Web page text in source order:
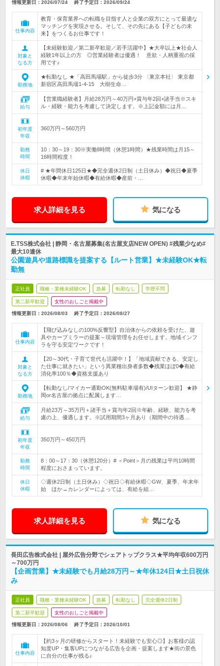
情報更新日：2026/07/24 終了予定日： 2026/09/24
仕事内容
教育・保育業界への転職を目指す人と企業の双方にとって最適な
マッチングを実現させる。そして、その先にある【子どもの未
来】をつくるお仕事です！
対象と
なる方
【未経験歓迎／第二新卒歓迎／若手活躍中】★大卒以上★社会人
経験1年以上の方 ◎営業経験者は優遇！ 意欲・人柄重視の採
用です♪
勤務地
★転勤なし ★「高田馬場駅」から徒歩3分 〈東京本社〉 東京都
新宿区高田馬場1-4-15 大樹生命…
給与
【営業職経験者】月給28万円～40万円+賞与年2回+諸手当※スキ
ル・経験・能力を考慮して決定します。※上記金額には月…
初年度
年収
360万円～560万円
勤務
時間
10：30～19：30※実働8時間（休憩1時間）★残業時間は月15～
16時間程度！
休日
休暇
# ★年間休日125日★◆完全週休2日制（土日休み）◆祝日◆夏季
休暇◆年末年始休暇◆有給休暇◆産前・…
求人詳細を見る 気になる
E.TSS株式会社 | 静岡・名古屋募集(名古屋支店NEW OPEN) #残業少なめ#
最大10連休
公園遊具や道路標識を提案する【ルート営業】★未経験OK★転
勤無
正社員 職種・業種未経験OK 急募 転勤なし 学歴不問
第二新卒歓迎 女性のおしごと掲載中
情報更新日：2026/08/03 終了予定日： 2026/08/27
仕事内容
【飛び込みなしの100%反響型】自治体からの依頼を受けた、遊
具やカーブミラーの提案～現場管理をお任せします。地域インフ
ラを守る安定ワークです！
対象と
なる方
【20～30代・子育て世代も活躍中！】「地域貢献できる、安定し
た仕事に就きたい」という異業種出身者多数◆残業ほぼ0◆有給
消化率100％◆資格支援あり
勤務地
【転勤なし/マイカー通勤OK(無料駐車場有)/UIターン歓迎】 ★静
岡or名古屋の拠点に配属します…
給与
月給23万～35万円＋諸手当＋賞与年2回※年齢、経験、能力を考
慮の上、優遇します。※試用期間3ヶ月あり（期間中の待遇…
初年度
年収
350万円～450万円
勤務
時間
8：00～17：30（休憩120分）# ＜Point＞月の残業は平均10時間
程度におさまっています。
休日
休暇
◇週休2日制（土日休み）◇祝日◇有給休暇◇GW、夏季、年末年
始 ほか→カレンダーによっては、有給を組…
求人詳細を見る 気になる
長田広告株式会社 | 屋外広告分野でシェアトップクラス★平均年収600万円
～700万円
【企画営業】★未経験でも月給28万円～★年休124日★土日祝休
み
正社員 職種・業種未経験OK 急募 転勤なし 完全週休2日制
第二新卒歓迎 女性のおしごと掲載中
情報更新日：2026/08/06 終了予定日： 2026/10/01
仕事内容
【約3ヶ月の研修からスタート！未経験でも安心◎】お客様の認
知度UP・集客UPにつながる広告を企画・提案します★街の景色
に自分の仕事が残る♪